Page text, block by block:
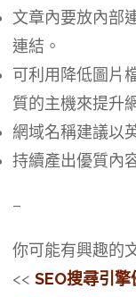
文章內要放內部
連結。
可利用降低圖片
質的主機來提升
網域名稱建議以
持續產出優質內
–
你可能有興趣的
<< SEO搜尋引